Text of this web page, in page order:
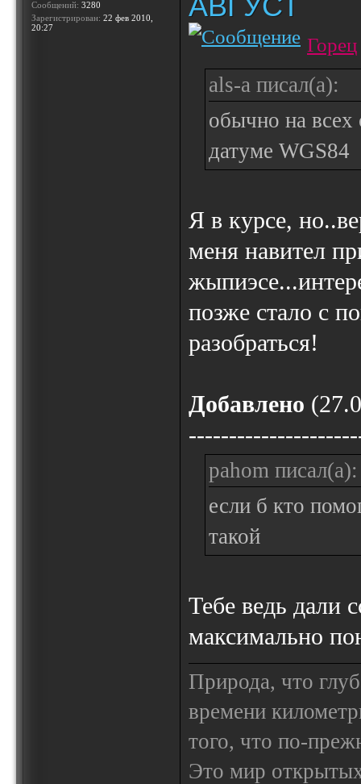
Сообщений: 3280
Зарегистрирован: 22 фев 2010,
20:27
Горец
als-a писал(а):
обычно на всех
датуме WGS84
Я в курсе,
меня навител
позже стало с
разобраться!
Добавлено
pahom писал(а):
если б кто
такой
Тебе ведь дали
максимально
Природа, что
времени
того, что по-
Это мир